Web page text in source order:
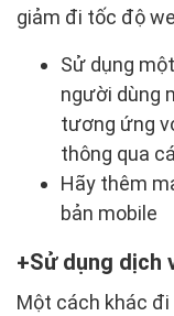
giảm đi tốc độ
Sử dụng
người dùng
tương ứng
thông qua
Hãy thêm
bản mobile
Sử dụng dịch
Một cách khác